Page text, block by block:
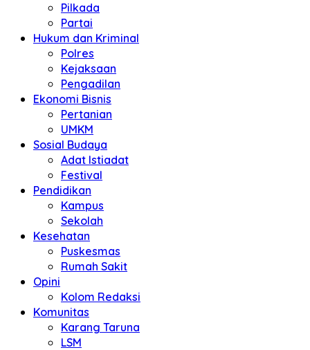
Pilkada
Partai
Hukum dan Kriminal
Polres
Kejaksaan
Pengadilan
Ekonomi Bisnis
Pertanian
UMKM
Sosial Budaya
Adat Istiadat
Festival
Pendidikan
Kampus
Sekolah
Kesehatan
Puskesmas
Rumah Sakit
Opini
Kolom Redaksi
Komunitas
Karang Taruna
LSM